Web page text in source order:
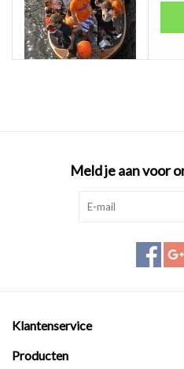
Meld je aan voor
Klantenservice
Producten